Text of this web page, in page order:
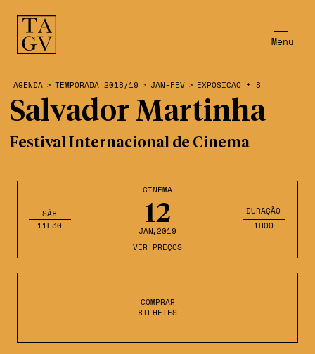
Menu
CINEMA
12
JAN,2019
SÁB
11H30
DURAÇÃO
1H00
VER PREÇOS
COMPRAR
BILHETES
AGENDA > TEMPORADA 2018/19 > JAN-FEV > EXPOSICAO + 8
Salvador Martinha
Festival Internacional de Cinema